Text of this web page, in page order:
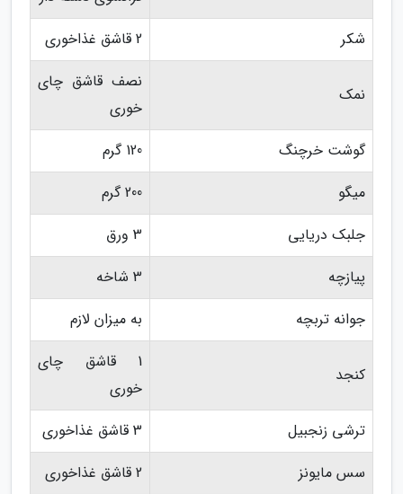
شکر
2 قاشق غذاخوری
نمک
نصف قاشق چای
خوری
گوشت خرچنگ
120 گرم
میگو
200 گرم
جلبک دریایی
3 ورق
پیازچه
3 شاخه
جوانه تربچه
به میزان لازم
کنجد
1 قاشق چای
خوری
ترشی زنجبیل
3 قاشق غذاخوری
سس مایونز
2 قاشق غذاخوری